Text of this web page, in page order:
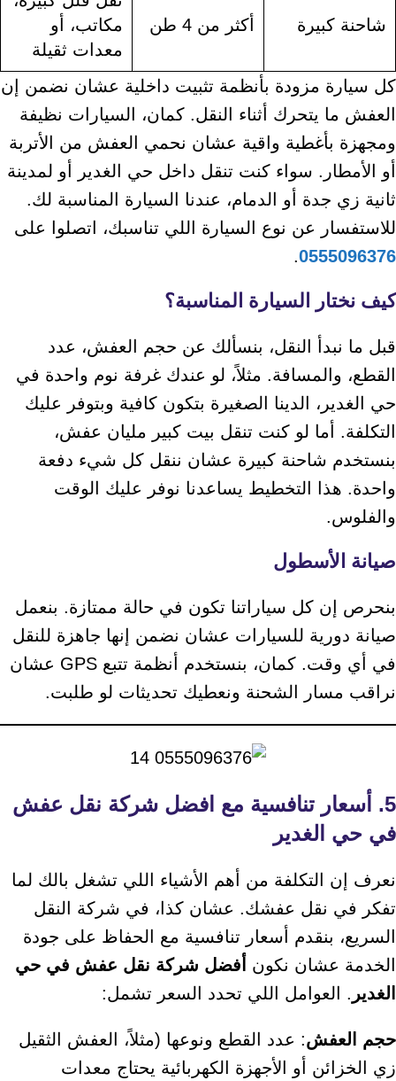
شاحنة كبيرة أكثر من 4 طن
مكاتب، أو
معدات ثقيلة
كل سيارة مزودة بأنظمة تثبيت داخلية عشان نضمن إن
العفش ما يتحرك أثناء النقل. كمان، السيارات نظيفة
ومجهزة بأغطية واقية عشان نحمي العفش من الأتربة
أو الأمطار. سواء كنت تنقل داخل حي الغدير أو لمدينة
ثانية زي جدة أو الدمام، عندنا السيارة المناسبة لك.
للاستفسار عن نوع السيارة اللي تناسبك، اتصلوا على
0555096376
.
كيف نختار السيارة المناسبة؟
قبل ما نبدأ النقل، بنسألك عن حجم العفش، عدد
القطع، والمسافة. مثلاً، لو عندك غرفة نوم واحدة في
حي الغدير، الدينا الصغيرة بتكون كافية وبتوفر عليك
التكلفة. أما لو كنت تنقل بيت كبير مليان عفش،
بنستخدم شاحنة كبيرة عشان ننقل كل شيء دفعة
واحدة. هذا التخطيط يساعدنا نوفر عليك الوقت
والفلوس.
صيانة الأسطول
بنحرص إن كل سياراتنا تكون في حالة ممتازة. بنعمل
صيانة دورية للسيارات عشان نضمن إنها جاهزة للنقل
في أي وقت. كمان، بنستخدم أنظمة تتبع GPS عشان
نراقب مسار الشحنة ونعطيك تحديثات لو طلبت.
5. أسعار تنافسية مع افضل شركة نقل عفش
في حي الغدير
نعرف إن التكلفة من أهم الأشياء اللي تشغل بالك لما
تفكر في نقل عفشك. عشان كذا، في شركة النقل
السريع، بنقدم أسعار تنافسية مع الحفاظ على جودة
الخدمة عشان نكون
أفضل شركة نقل عفش في حي
الغدير . العوامل اللي تحدد السعر تشمل:
حجم العفش: عدد القطع ونوعها (مثلاً، العفش الثقيل
زي الخزائن أو الأجهزة الكهربائية يحتاج معدات